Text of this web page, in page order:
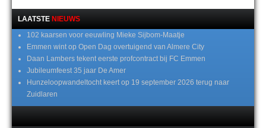
LAATSTE NIEUWS
102 kaarsen voor eeuwling Mieke Sijbom-Maatje
Emmen wint op Open Dag overtuigend van Almere City
Daan Lambers tekent eerste profcontract bij FC Emmen
Jubileumfeest 35 jaar De Amer
Hunzeloopwandeltocht keert op 19 september 2026 terug naar
Zuidlaren